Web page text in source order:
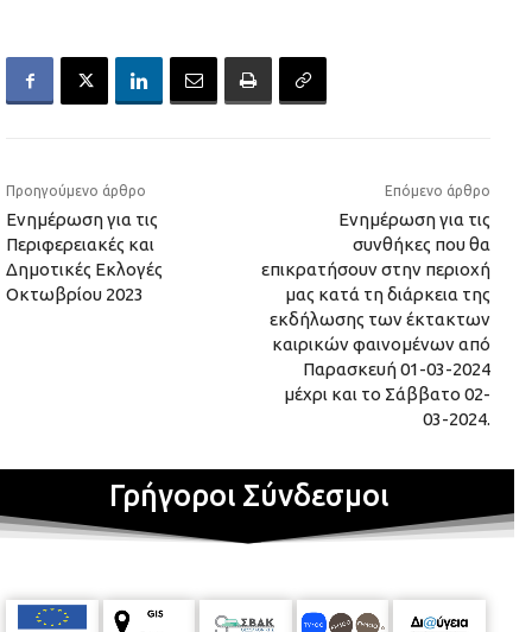
Προηγούμενο άρθρο
Ενημέρωση για τις
Περιφερειακές και
Δημοτικές Εκλογές
Οκτωβρίου 2023
Επόμενο άρθρο
Ενημέρωση για τις
συνθήκες που θα
επικρατήσουν στην περιοχή
μας κατά τη διάρκεια της
εκδήλωσης των έκτακτων
καιρικών φαινομένων από
Παρασκευή 01-03-2024
μέχρι και το Σάββατο 02-
03-2024.
Γρήγοροι Σύνδεσμοι